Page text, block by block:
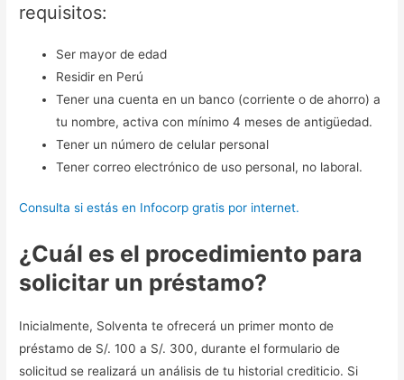
requisitos:
Ser mayor de edad
Residir en Perú
Tener una cuenta en un banco (corriente o de ahorro) a
tu nombre, activa con mínimo 4 meses de antigüedad.
Tener un número de celular personal
Tener correo electrónico de uso personal, no laboral.
Consulta si estás en Infocorp gratis por internet.
¿Cuál es el procedimiento para
solicitar un préstamo?
Inicialmente, Solventa te ofrecerá un primer monto de
préstamo de S/. 100 a S/. 300, durante el formulario de
solicitud se realizará un análisis de tu historial crediticio. Si